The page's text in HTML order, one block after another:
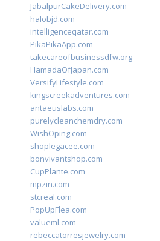
JabalpurCakeDelivery.com
halobjd.com
intelligenceqatar.com
PikaPikaApp.com
takecareofbusinessdfw.org
HamadaOfJapan.com
VersifyLifestyle.com
kingscreekadventures.com
antaeuslabs.com
purelycleanchemdry.com
WishOping.com
shoplegacee.com
bonvivantshop.com
CupPlante.com
mpzin.com
stcreal.com
PopUpFlea.com
valueml.com
rebeccatorresjewelry.com